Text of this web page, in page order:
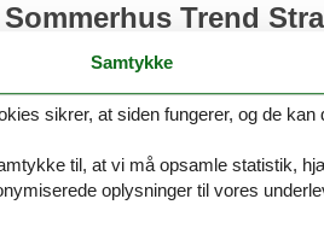
Sommerhus Trend
Glæd dig til et uforglemmeligt ophold
Du kan uden problemer finde det helt
Samtykke
sikrer, at siden fungerer, og de
til, at vi må opsamle statistik,
oplysninger til vores